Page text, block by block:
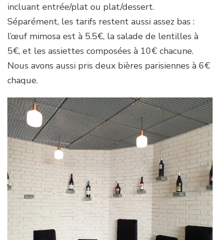
incluant entrée/plat ou plat/dessert.
Séparément, les tarifs restent aussi assez bas :
l’œuf mimosa est à 5.5€, la salade de lentilles à
5€, et les assiettes composées à 10€ chacune.
Nous avons aussi pris deux bières parisiennes à 6€
chaque.